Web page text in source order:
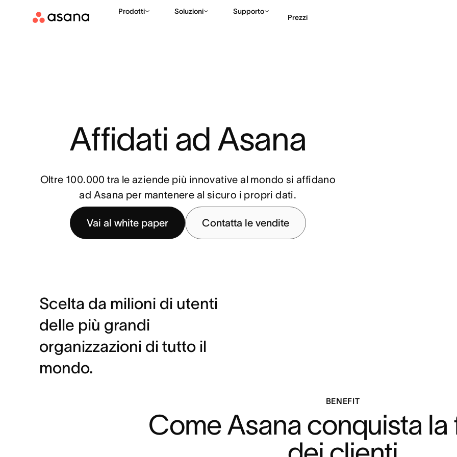
Prodotti Soluzioni Supporto
Prezzi
Affidati ad Asana
Oltre 100.000 tra le aziende più innovative al mondo si affidano
ad Asana per mantenere al sicuro i propri dati.
Vai al white paper Contatta le vendite
Scelta da milioni di utenti
delle più grandi
organizzazioni di tutto il
mondo.
BENEFIT
Come Asana conquista la